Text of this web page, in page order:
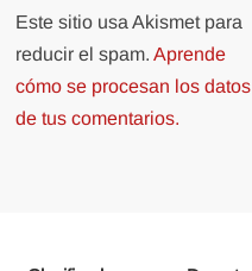
Este sitio usa Akismet para
reducir el spam.Aprende
cómo se procesan los datos
de tus comentarios.